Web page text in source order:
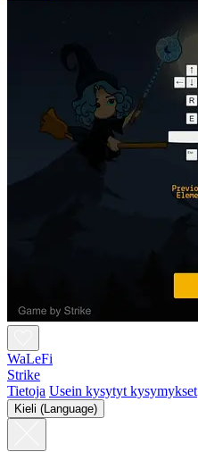
WaLeFi
Strike
Tietoja Usein kysytyt kysymykset
Kieli (Language)